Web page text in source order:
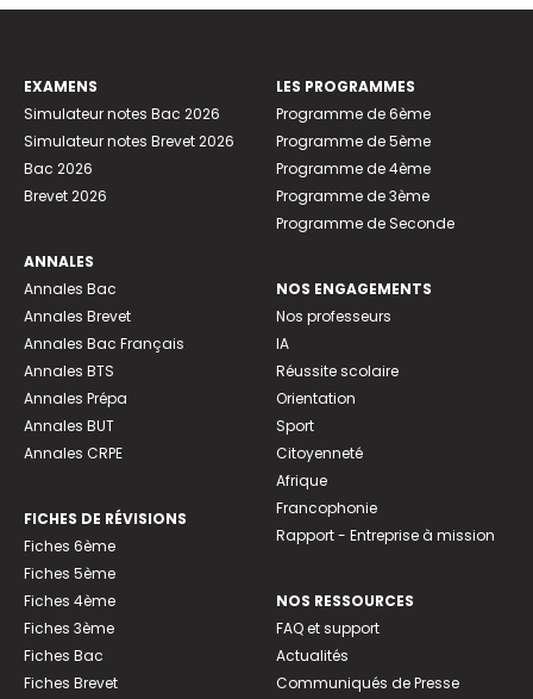
EXAMENS
Simulateur notes Bac 2026
Simulateur notes Brevet 2026
Bac 2026
Brevet 2026
ANNALES
Annales Bac
Annales Brevet
Annales Bac Français
Annales BTS
Annales Prépa
Annales BUT
Annales CRPE
FICHES DE RÉVISIONS
Fiches 6ème
Fiches 5ème
Fiches 4ème
Fiches 3ème
Fiches Bac
Fiches Brevet
LES PROGRAMMES
Programme de 6ème
Programme de 5ème
Programme de 4ème
Programme de 3ème
Programme de Seconde
NOS ENGAGEMENTS
Nos professeurs
IA
Réussite scolaire
Orientation
Sport
Citoyenneté
Afrique
Francophonie
Rapport - Entreprise à mission
NOS RESSOURCES
FAQ et support
Actualités
Communiqués de Presse